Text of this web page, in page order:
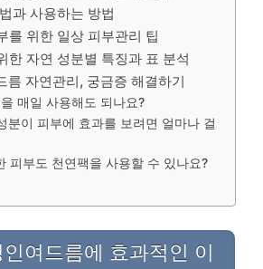
과 사용하는 방법
를 위한 일상 피부관리 팁
한 자연 성분별 특징과 표 분석
름 자연관리, 궁금증 해결하기
매일 사용해도 되나요?
분이 피부에 효과를 보려면 얼마나 걸
피부도 천연팩을 사용할 수 있나요?
여드름에 효과적인 이